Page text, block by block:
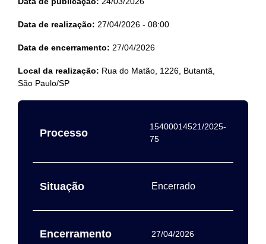
Data de realização: 27/04/2026 - 08:00
Data de encerramento: 27/04/2026
Local da realização: Rua do Matão, 1226, Butantã,
São Paulo/SP
Processo
15400014521/2025-
75
Situação Encerrado
Encerramento 27/04/2026